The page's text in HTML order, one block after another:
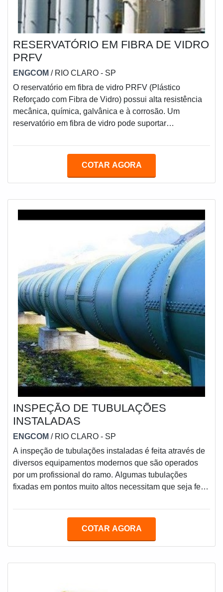
RESERVATÓRIO EM FIBRA DE VIDRO
PRFV
ENGCOM / RIO CLARO - SP
O reservatório em fibra de vidro PRFV (Plástico
Reforçado com Fibra de Vidro) possui alta resistência
mecânica, química, galvânica e à corrosão. Um
reservatório em fibra de vidro pode suportar
pode ser encontrado em diversas formas, tamanhos e
capacidade para abrigar elevada quantidade de
COTAR AGORA
INSPEÇÃO DE TUBULAÇÕES
INSTALADAS
ENGCOM / RIO CLARO - SP
A inspeção de tubulações instaladas é feita através de
diversos equipamentos modernos que são operados
por um profissional do ramo. Algumas tubulações
fixadas em pontos muito altos necessitam que seja feita
no interior dos tubos, é realizada uma inspeção por
DE TUBULAÇÕES Muitas empresas atuam com a
COTAR AGORA